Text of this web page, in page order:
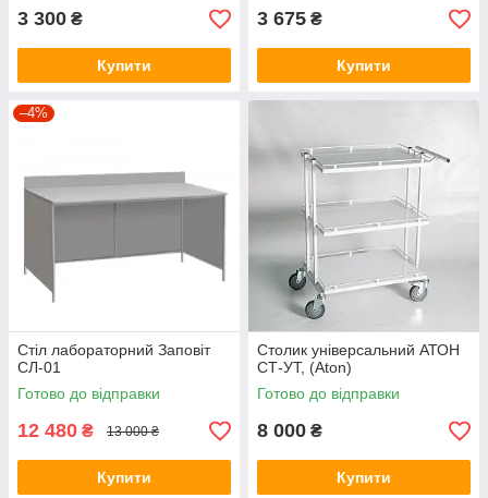
3 300 ₴
Купити
3 675 ₴
Купити
–4%
Стіл лабораторний Заповіт
СЛ-01
Готово до відправки
12 480 ₴ 13 000 ₴
Купити
Столик універсальний АТОН
СТ-УТ, (Aton)
Готово до відправки
8 000 ₴
Купити